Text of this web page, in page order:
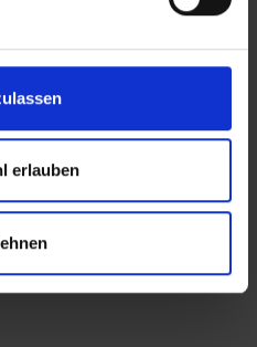
erlauben
dass der Hotelier einen
EU-Land oder der Schweiz
nicht gelingen, kann
dass die vtours
relevant ist! Es ist
oder es entscheidende
Leistungen gibt. Aug.